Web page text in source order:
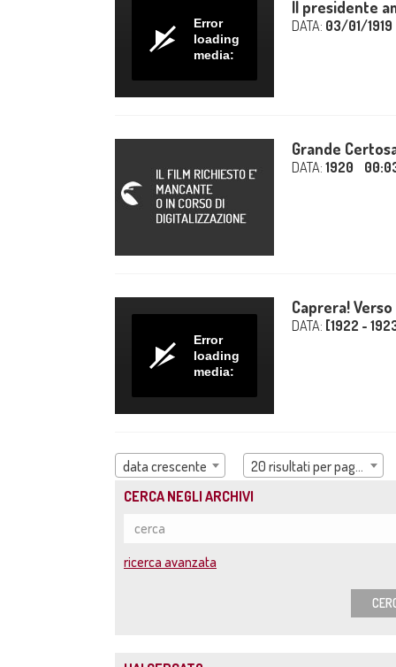
Error
loading
media:
Il presidente
DATA: 03/01/1919
Grande
DATA: 1920
Error
loading
media:
Caprera!
DATA: [1922 -
data crescente
20 risultati per pagina
CERCA NEGLI ARCHIVI
ricerca avanzata